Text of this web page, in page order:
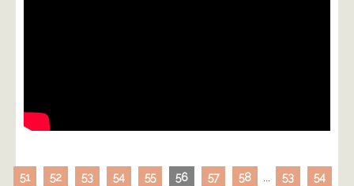
51 52 53 54 55 56 57 58 53 54